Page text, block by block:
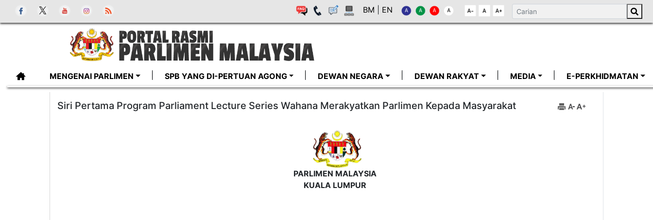
BM EN
MENGENAI PARLIMEN SPB YANG DI-PERTUAN AGONG DEWAN NEGARA DEWAN RAKYAT MEDIA E-PERKHIDMATAN
Siri Pertama Program Parliament Lecture Series Wahana Merakyatkan Parlimen Kepada Masyarakat
PARLIMEN MALAYSIA
KUALA LUMPUR